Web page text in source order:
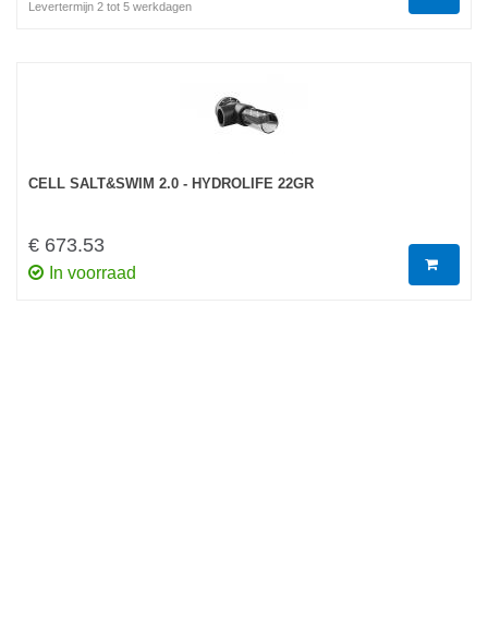
Levertermijn 2 tot 5 werkdagen
CELL SALT&SWIM 2.0 - HYDROLIFE 22GR
€ 673.53
In voorraad